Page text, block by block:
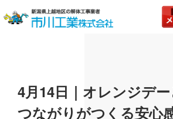
4月14日｜オレンジデ
つながりがつくる安心